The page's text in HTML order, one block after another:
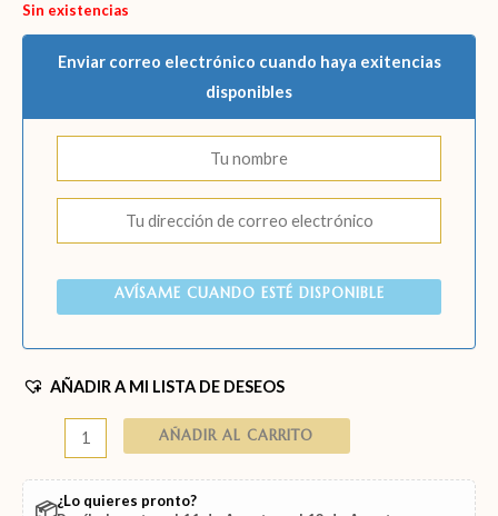
Sin existencias
Enviar correo electrónico cuando haya exitencias
disponibles
AVÍSAME CUANDO ESTÉ DISPONIBLE
AÑADIR A MI LISTA DE DESEOS
AÑADIR AL CARRITO
📦¿Lo quieres pronto?